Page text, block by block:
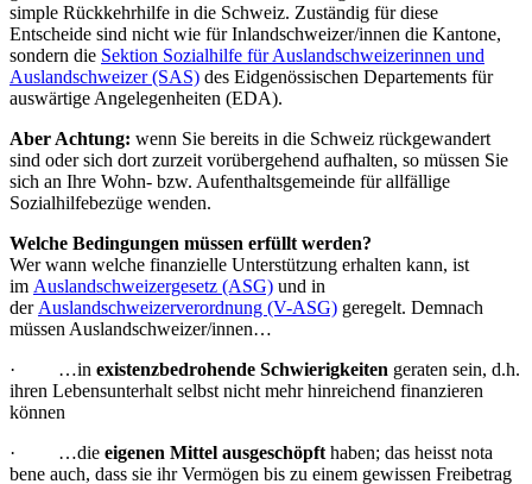
simple Rückkehrhilfe in die Schweiz. Zuständig für diese
Entscheide sind nicht wie für Inlandschweizer/innen die Kantone,
sondern die Sektion Sozialhilfe für Auslandschweizerinnen und
Auslandschweizer (SAS) des Eidgenössischen Departements für
auswärtige Angelegenheiten (EDA).
Aber Achtung: wenn Sie bereits in die Schweiz rückgewandert
sind oder sich dort zurzeit vorübergehend aufhalten, so müssen Sie
sich an Ihre Wohn- bzw. Aufenthaltsgemeinde für allfällige
Sozialhilfebezüge wenden.
Welche Bedingungen müssen erfüllt werden?
Wer wann welche finanzielle Unterstützung erhalten kann, ist
im Auslandschweizergesetz (ASG) und in
der Auslandschweizerverordnung (V-ASG) geregelt. Demnach
müssen Auslandschweizer/innen…
· …in existenzbedrohende Schwierigkeiten geraten sein, d.h.
ihren Lebensunterhalt selbst nicht mehr hinreichend finanzieren
können
· …die eigenen Mittel ausgeschöpft haben; das heisst nota
bene auch, dass sie ihr Vermögen bis zu einem gewissen Freibetrag